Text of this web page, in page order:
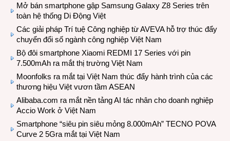
Mở bán smartphone gập Samsung Galaxy Z8 Series trên
toàn hệ thống Di Động Việt
Các giải pháp Trí tuệ Công nghiệp từ AVEVA hỗ trợ thúc đẩy
chuyển đổi số ngành công nghiệp Việt Nam
Bộ đôi smartphone Xiaomi REDMI 17 Series với pin
7.500mAh ra mắt thị trường Việt Nam
Moonfolks ra mắt tại Việt Nam thúc đẩy hành trình của các
thương hiệu Việt vươn tầm ASEAN
Alibaba.com ra mắt nền tảng AI tác nhân cho doanh nghiệp
Accio Work ở Việt Nam
Smartphone “siêu pin siêu mỏng 8.000mAh” TECNO POVA
Curve 2 5Gra mắt tại Việt Nam